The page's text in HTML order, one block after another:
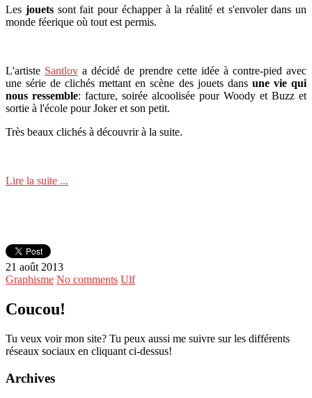
Les jouetssont fait pour échapper à la réalité et s'envoler dans un
monde féerique où tout est permis.
L'artiste Santlov a décidé de prendre cette idée à contre-pied avec
une série de clichés mettant en scène des jouets dans une vie qui
nous ressemble: facture, soirée alcoolisée pour Woody et Buzz et
sortie à l'école pour Joker et son petit.
Très beaux clichés à découvrir à la suite.
Lire la suite ...
21 août 2013
Graphisme No comments Ulf
Coucou!
Tu veux voir mon site? Tu peux aussi me suivre sur les différents
réseaux sociaux en cliquant ci-dessus!
Archives